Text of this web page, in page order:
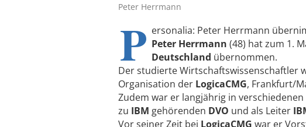
Peter Herrmann
P ersonalia: Peter Herrmann
Peter Herrmann (48) hat zum 1.
Deutschland übernommen.
Der studierte Wirtschaftswissenschaftler
Organisation der LogicaCMG, Frankfurt/
Zudem war er langjährig in
zu IBM gehörenden DVO und als Leiter
Vor seiner Zeit bei LogicaCMG war er